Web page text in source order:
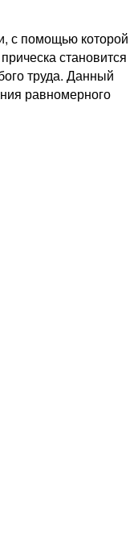
с помощью которой
становится
труда. Данный
равномерного